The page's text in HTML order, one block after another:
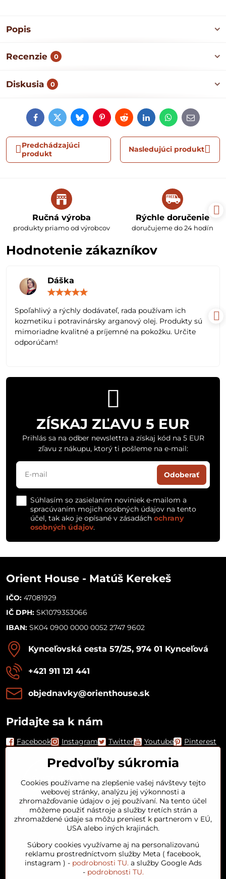
Popis
Recenzie 0
Diskusia 0
FacebookTwitterBlueskyPinterestRedditLinkedInWhatsApp
E-
mail
Predchádzajúci
produkt
Nasledujúci produkt
Ručná výroba
produkty priamo od výrobcov
Rýchle doručenie
doručujeme do 24 hodín
Hodnotenie zákazníkov
Dáška
5
Spoľahlivý a rýchly dodávateľ, rada používam ich
kozmetiku i potravinársky arganový olej. Produkty sú
mimoriadne kvalitné a príjemné na pokožku. Určite
odporúčam!
ZÍSKAJ ZĽAVU 5 EUR
Prihlás sa na odber newslettra a získaj kód na 5 EUR
zľavu z nákupu, ktorý ti pošleme na e-mail:
Odoberať
Súhlasím so zasielaním noviniek e-mailom a
spracúvaním mojich osobných údajov na tento
účel, tak ako je opísané v zásadách ochrany
osobných údajov.
Orient House - Matúš Kerekeš
IČO: 47081929
IČ DPH: SK1079353066
IBAN: SK04 0900 0000 0052 2747 9602
Kynceľovská cesta 57/25, 974 01 Kynceľová
+421 911 121 441
objednavky​@orienthouse​.sk
Pridajte sa k nám
Facebook Instagram Twitter Youtube Pinterest
Orient House
Arganový olej
Predvoľby súkromia
Cookies používame na zlepšenie vašej návštevy tejto
webovej stránky, analýzu jej výkonnosti a
zhromažďovanie údajov o jej používaní. Na tento účel
môžeme použiť nástroje a služby tretích strán a
zhromaždené údaje sa môžu preniesť k partnerom v EÚ,
USA alebo iných krajinách.
Súbory cookies využívame aj na personalizovanú
reklamu prostredníctvom služby Meta ( facebook,
instagram ) - podrobnosti TU.a služby Google Ads
- podrobnosti TU.